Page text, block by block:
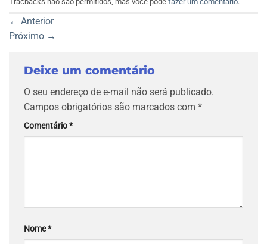
← Anterior
Próximo →
Deixe um comentário
O seu endereço de e-mail não será publicado.
Campos obrigatórios são marcados com *
Comentário*
Nome*